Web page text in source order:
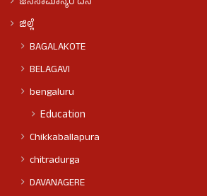
ಜಿಲ್ಲೆ
BAGALAKOTE
BELAGAVI
bengaluru
Education
Chikkaballapura
chitradurga
DAVANAGERE